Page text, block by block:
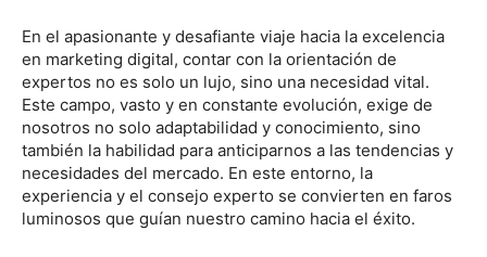
En el apasionante y desafiante viaje hacia la excelencia
en marketing digital, contar con la orientación de
expertos no es solo un lujo, sino una necesidad vital.
Este campo, vasto y en constante evolución, exige de
nosotros no solo adaptabilidad y conocimiento, sino
también la habilidad para anticiparnos a las tendencias y
necesidades del mercado. En este entorno, la
experiencia y el consejo experto se convierten en faros
luminosos que guían nuestro camino hacia el éxito.